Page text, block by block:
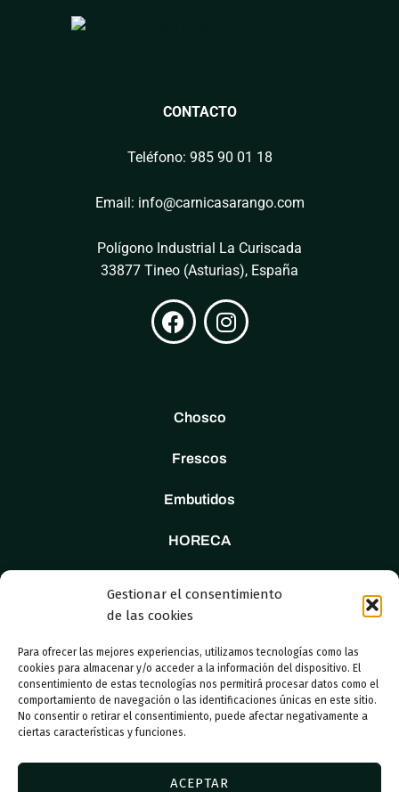
Gestionar el consentimiento
de las cookies
Para ofrecer las mejores experiencias, utilizamos tecnologías como las
cookies para almacenar y/o acceder a la información del dispositivo. El
consentimiento de estas tecnologías nos permitirá procesar datos como el
comportamiento de navegación o las identificaciones únicas en este sitio.
No consentir o retirar el consentimiento, puede afectar negativamente a
ciertas características y funciones.
ACEPTAR
CONTACTO
Teléfono: 985 90 01 18
Email: info@carnicasarango.com
Polígono Industrial La Curiscada
33877 Tineo (Asturias), España
Chosco
Frescos
Embutidos
HORECA
Nosotros
Contacto
© 2023 Adboosters